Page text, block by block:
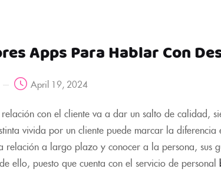
Apps Para Hablar Con
April 19, 2024
con el cliente va a dar un salto de calidad,
vivida por un cliente puede marcar la
relación a largo plazo y conocer a la persona, sus
ello, puesto que cuenta con el servicio de personal